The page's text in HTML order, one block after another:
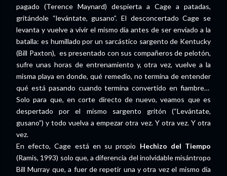
pagado (Terence Maynard) despierta a Cage a patadas,
gritándole “levántate, gusano”. El desconcertado Cage se
levanta y vuelve a vivir el mismo día antes de ser enviado a la
batalla: es humillado por un sarcástico sargento de Kentucky
(Bill Paxton), es presentado con sus compañeros de pelotón,
sufre unas horas de entrenamiento y, otra vez, vuelve a la
misma playa en donde, qué remedio, no termina de entender
qué está pasando cuando termina convertido en fiambre…
Solo para que, en corte directo de nuevo, veamos que es
despertado por el mismo sargento gritón (“Levántate,
gusano”) y todo vuelva a empezar otra vez. Y otra vez. Y otra
vez.
En efecto, Cage está en su propio Hechizo del Tiempo
(Ramis, 1993) solo que, a diferencia del inolvidable misántropo
Bill Murray que, a fuer de repetir una y otra vez el mismo día